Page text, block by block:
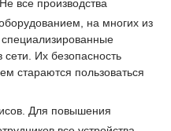
все производства
на многих из
Их безопасность
стараются пользоваться
Для повышения